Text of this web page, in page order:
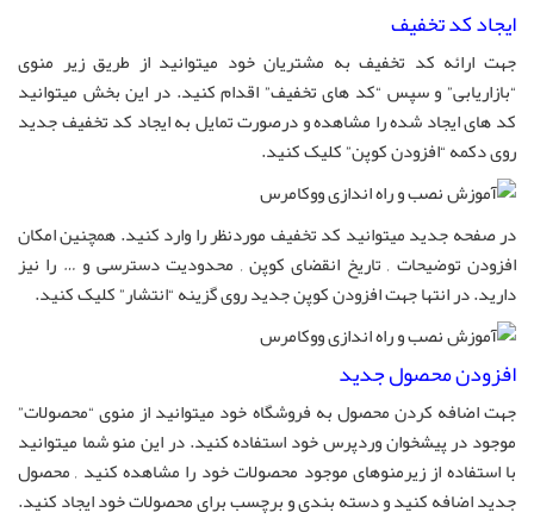
ایجاد کد تخفیف
جهت ارائه کد تخفیف به مشتریان خود میتوانید از طریق زیر منوی
“بازاریابی” و سپس “کد های تخفیف” اقدام کنید. در این بخش میتوانید
کد های ایجاد شده را مشاهده و درصورت تمایل به ایجاد کد تخفیف جدید
روی دکمه “افزودن کوپن” کلیک کنید.
در صفحه جدید میتوانید کد تخفیف موردنظر را وارد کنید. همچنین امکان
افزودن توضیحات , تاریخ انقضای کوپن , محدودیت دسترسی و … را نیز
دارید. در انتها جهت افزودن کوپن جدید روی گزینه “انتشار” کلیک کنید.
افزودن محصول جدید
جهت اضافه کردن محصول به فروشگاه خود میتوانید از منوی “محصولات”
موجود در پیشخوان وردپرس خود استفاده کنید. در این منو شما میتوانید
با استفاده از زیرمنوهای موجود محصولات خود را مشاهده کنید , محصول
جدید اضافه کنید و دسته بندی و برچسب برای محصولات خود ایجاد کنید.